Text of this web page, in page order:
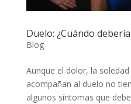
Duelo: ¿Cuándo
Blog
Aunque el dolor, la
acompañan al duelo no
algunos síntomas que